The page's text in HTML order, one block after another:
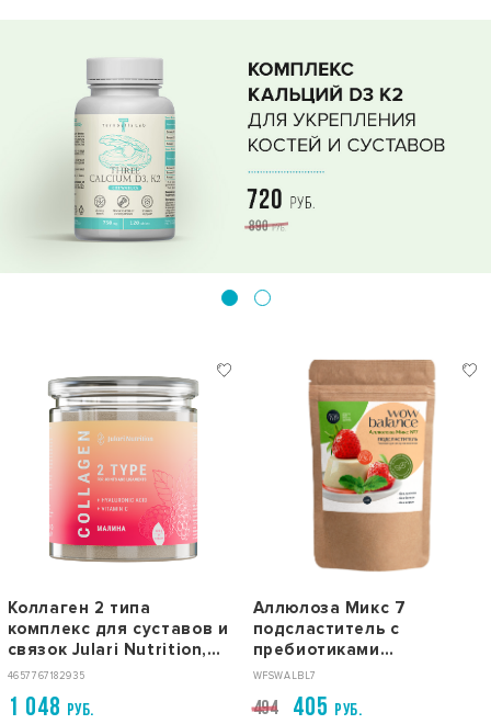
Коллаген 2 типа
комплекс для суставов и
связок Julari Nutrition,
порошок 25 порций, вкус
4657767182935
1 048 РУБ.
Аллюлоза Микс 7
подсластитель с
пребиотиками
WOWFOODS, 350 г
WFSWALBL7
494 405 РУБ.